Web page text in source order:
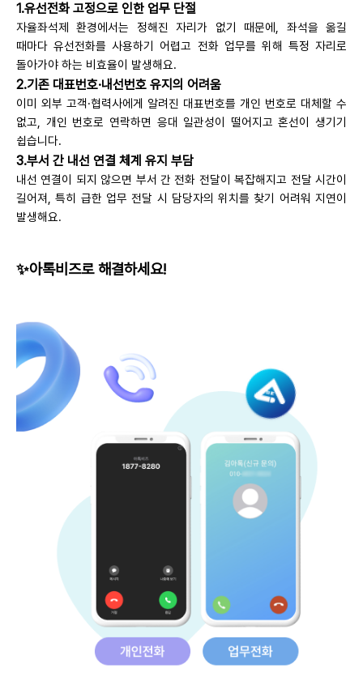
1.유선전화 고정으로 인한 업무 단절
자율좌석제 환경에서는 정해진 자리가 없기 때문에, 좌석을 옮길
때마다 유선전화를 사용하기 어렵고 전화 업무를 위해 특정 자리로
돌아가야 하는 비효율이 발생해요.
2.기존 대표번호·내선번호 유지의 어려움
이미 외부 고객·협력사에게 알려진 대표번호를 개인 번호로 대체할 수
없고, 개인 번호로 연락하면 응대 일관성이 떨어지고 혼선이 생기기
쉽습니다.
3.부서 간 내선 연결 체계 유지 부담
내선 연결이 되지 않으면 부서 간 전화 전달이 복잡해지고 전달 시간이
길어져, 특히 급한 업무 전달 시 담당자의 위치를 찾기 어려워 지연이
발생해요.
✨아톡비즈로 해결하세요!